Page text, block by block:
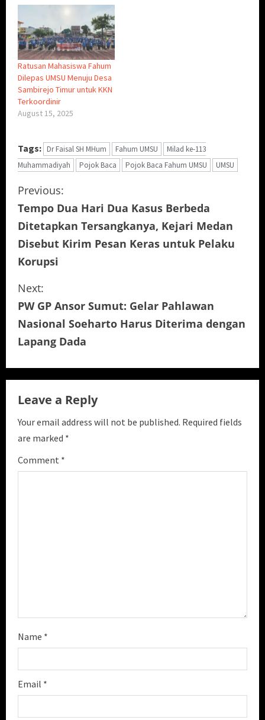
Ratusan Mahasiswa Fahum
Dilepas UMSU Menuju Desa
Sambirejo Timur untuk KKN
Terkoordinir
August 15, 2025
Tags: Dr Faisal SH MHum Fahum UMSU
Milad ke-113
Muhammadiyah
Pojok Baca Pojok Baca Fahum UMSU UMSU
C
o
n
t
i
n
u
e
R
e
a
d
Previous:
Tempo Dua Hari Dua Kasus Berbeda
Ditetapkan Tersangkanya, Kejari Medan
Disebut Kirim Pesan Keras untuk Pelaku
Korupsi
Next:
PW GP Ansor Sumut: Gelar Pahlawan
Nasional Soeharto Harus Diterima dengan
Lapang Dada
Leave a Reply
Your email address will not be published. Required fields
are marked *
Comment *
Name *
Email *